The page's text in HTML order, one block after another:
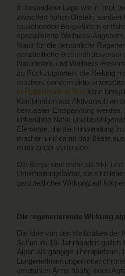
In besonderer Lage wie in Tirol,
zwischen hohen Gipfeln, sanften
rauschenden Bergwäldern
spezialisierte Wellness-
Natur für die persönliche
ganzheitliche
Naturhotels und Wellness-
zu Rückzugsorten, die Heilung
machen, sondern aktiv
in Fieberbrunn in Tirol kann
Kombination aus Aktivurlaub an
bewusster Entspannung werden.
unberührte Natur und
Elemente, die die Hinwendung
machen und damit das Beste
miteinander verbinden.
Die Berge sind mehr als Ski-
Unterhaltungsfaktor, sie sind
ganzheitlicher Wirkung auf
Die regenerierende Wirkung
Die Idee von den Heilkräften der
Schon im 19. Jahrhundert galten
Alpen als gängige Therapieform.
Lungenerkrankungen oder
empfahlen Ärzte häufig einen